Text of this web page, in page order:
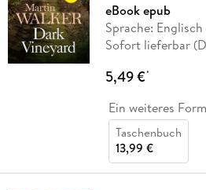
eBook epub
Sprache: Englisch
Sofort lieferbar
5,49 €*
Ein weiteres
Taschenbuch
13,99 €